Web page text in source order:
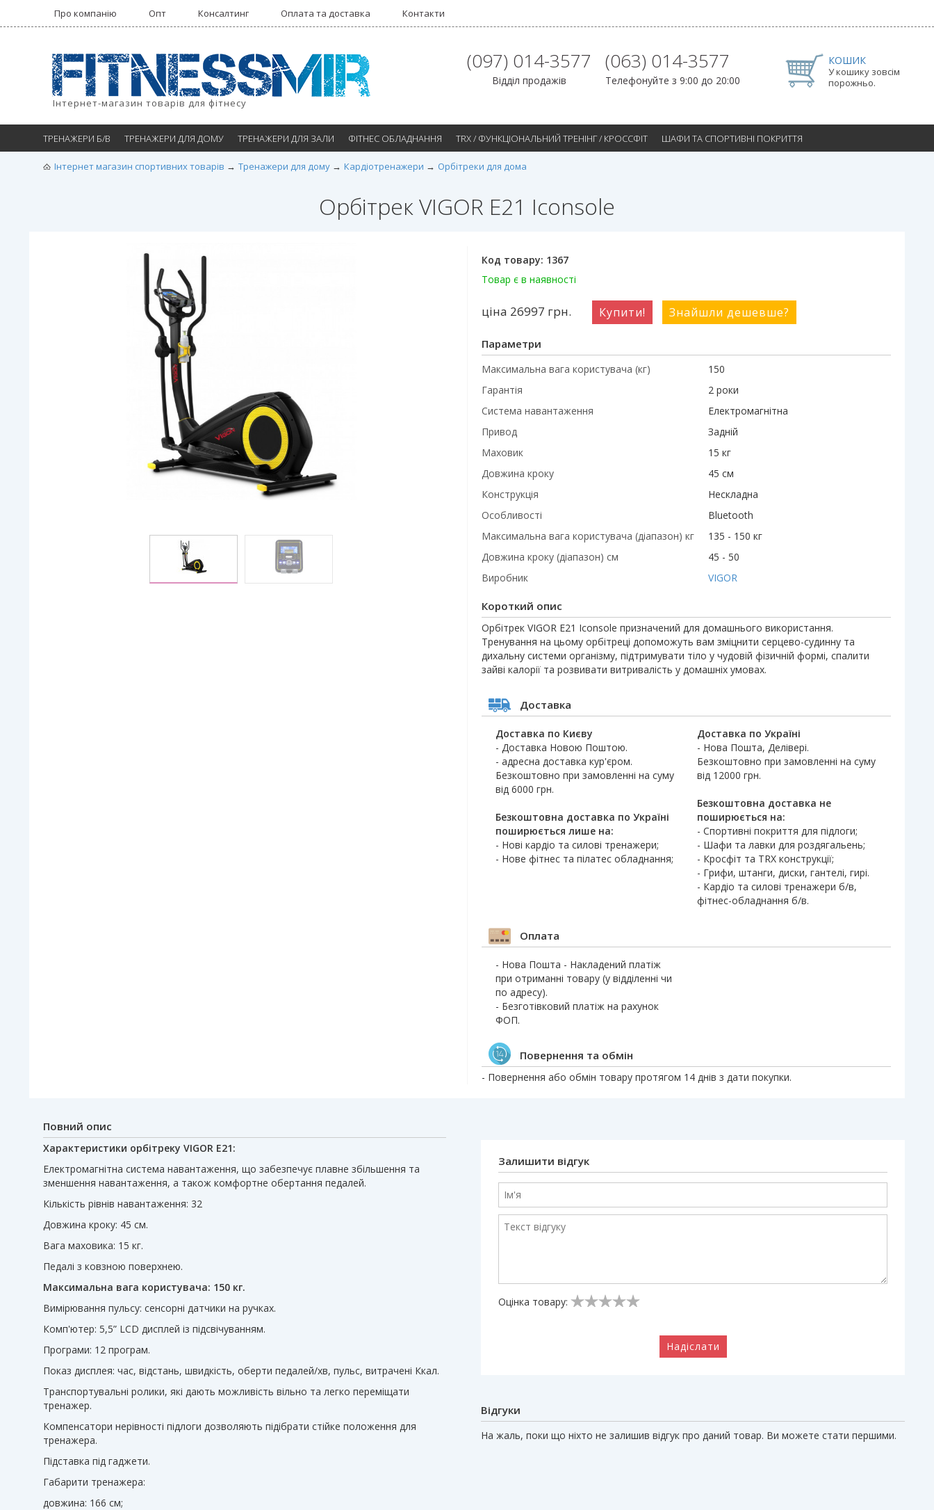
Про компанію Опт Консалтинг Оплата та доставка Контакти
Інтернет-магазин товарів для фітнесу
(063) 014-3577
Телефонуйте з 9:00 до 20:00
(097) 014-3577
Відділ продажів
КОШИК
У кошику зовсім
порожньо.
ТРЕНАЖЕРИ Б/В ТРЕНАЖЕРИ ДЛЯ ДОМУ ТРЕНАЖЕРИ ДЛЯ ЗАЛИ ФІТНЕС ОБЛАДНАННЯ TRX / ФУНКЦІОНАЛЬНИЙ ТРЕНІНГ / КРОССФІТ ШАФИ ТА СПОРТИВНІ ПОКРИТТЯ
Інтернет магазин спортивних товарів Тренажери для дому Кардіотренажери Орбітреки для дома
Орбітрек VIGOR E21 Iconsole
Код товару: 1367
Товар є в наявності
ціна 26997 грн. Купити! Знайшли дешевше?
Параметри
Максимальна вага користувача (кг)
150
Гарантія
2 роки
Система навантаження
Електромагнітна
Привод
Задній
Маховик
15 кг
Довжина кроку
45 см
Конструкція
Нескладна
Особливості
Bluetooth
Максимальна вага користувача (діапазон) кг
135 - 150 кг
Довжина кроку (діапазон) см
45 - 50
Виробник
VIGOR
Короткий опис
Орбітрек VIGOR E21 Iconsole призначений для домашнього використання.
Тренування на цьому орбітреці допоможуть вам зміцнити серцево-судинну та
дихальну системи організму, підтримувати тіло у чудовій фізичній формі, спалити
зайві калорії та розвивати витривалість у домашніх умовах.
Доставка
Доставка по Києву
- Доставка Новою Поштою.
- адресна доставка кур'єром.
Безкоштовно при замовленні на суму
від 6000 грн.
Безкоштовна доставка по Україні
поширюється лише на:
- Нові кардіо та силові тренажери;
- Нове фітнес та пілатес обладнання;
Доставка по Україні
- Нова Пошта, Делівері.
Безкоштовно при замовленні на суму
від 12000 грн.
Безкоштовна доставка не
поширюється на:
- Спортивні покриття для підлоги;
- Шафи та лавки для роздягальень;
- Кросфіт та TRX конструкції;
- Грифи, штанги, диски, гантелі, гирі.
- Кардіо та силові тренажери б/в,
фітнес-обладнання б/в.
Оплата
- Нова Пошта - Накладений платіж
при отриманні товару (у відділенні чи
по адресу).
- Безготівковий платіж на рахунок
ФОП.
Повернення та обмін
- Повернення або обмін товару протягом 14 днів з дати покупки.
Повний опис
Характеристики орбітреку VIGOR E21:
Електромагнітна система навантаження, що забезпечує плавне збільшення та
зменшення навантаження, а також комфортне обертання педалей.
Кількість рівнів навантаження: 32
Довжина кроку: 45 см.
Вага маховика: 15 кг.
Педалі з ковзною поверхнею.
Максимальна вага користувача: 150 кг.
Вимірювання пульсу: сенсорні датчики на ручках.
Комп'ютер: 5,5” LCD дисплей із підсвічуванням.
Програми: 12 програм.
Показ дисплея: час, відстань, швидкість, оберти педалей/хв, пульс, витрачені Ккал.
Транспортувальні ролики, які дають можливість вільно та легко переміщати
тренажер.
Компенсатори нерівності підлоги дозволяють підібрати стійке положення для
тренажера.
Підставка під гаджети.
Габарити тренажера:
довжина: 166 см;
Залишити відгук
Оцінка товару:
Надіслати
Відгуки
На жаль, поки що ніхто не залишив відгук про даний товар. Ви можете стати першими.